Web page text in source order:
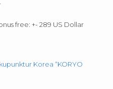
free: +- 289 US Dollar
Korea “KORYO